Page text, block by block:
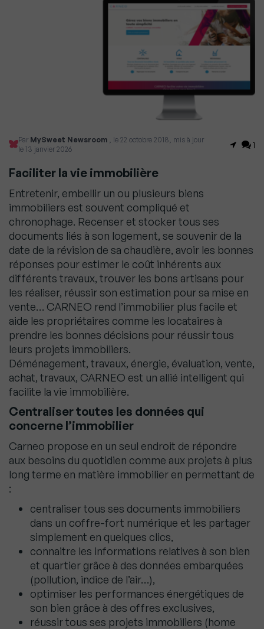
Par MySweet Newsroom , le 22 octobre 2018, mis à jour
le 13 janvier 2026
1
Faciliter la vie immobilière
Entretenir, embellir un ou plusieurs biens
immobiliers est souvent compliqué et
chronophage. Recenser et stocker tous ses
documents liés à son logement, se souvenir de la
date de la révision de sa chaudière, avoir les bonnes
réponses pour estimer le coût inhérents aux
différents travaux, trouver les bons artisans pour
les réaliser, réussir son estimation pour sa mise en
vente… CARNEO rend l’immobilier plus facile et
aide les propriétaires comme les locataires à
prendre les bonnes décisions pour réussir tous
leurs projets immobiliers.
Déménagement, travaux, énergie, évaluation, vente,
achat, travaux, CARNEO est un allié intelligent qui
facilite la vie immobilière.
Centraliser toutes les données qui
concerne l’immobilier
Carneo propose en un seul endroit de répondre
aux besoins du quotidien comme aux projets à plus
long terme en matière immobilier en permettant de
:
centraliser tous ses documents immobiliers
dans un coffre-fort numérique et les partager
simplement en quelques clics,
connaitre les informations relatives à son bien
et quartier grâce à des données embarquées
(pollution, indice de l’air…),
optimiser les performances énergétiques de
son bien grâce à des offres exclusives,
réussir tous ses projets immobiliers (home